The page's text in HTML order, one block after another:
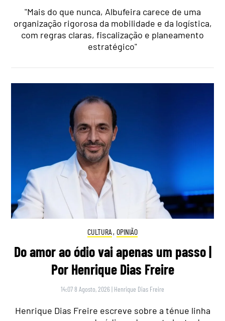
"Mais do que nunca, Albufeira carece de uma
organização rigorosa da mobilidade e da logística,
com regras claras, fiscalização e planeamento
estratégico"
CULTURA , OPINIÃO
Do amor ao ódio vai apenas um passo |
Por Henrique Dias Freire
14:07 8 Agosto, 2026 | Henrique Dias Freire
Henrique Dias Freire escreve sobre a ténue linha